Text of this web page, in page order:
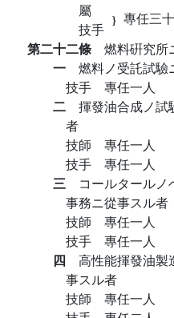
屬
技手
專任三
第二十二條 燃料硏究所
一 燃料ノ受託試驗
技手 專任一人
二 揮發油合成ノ試
者
技師 專任一人
技手 專任一人
三 コールタール
事務ニ從事スル者
技師 專任一人
技手 專任一人
四 高性能揮發油製
事スル者
技師 專任一人